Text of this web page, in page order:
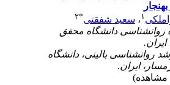
،سعید شفقتی ۲
روانشناسی دانشگاه محقق
روانشناسی بالینی، دانشگاه
ایران.